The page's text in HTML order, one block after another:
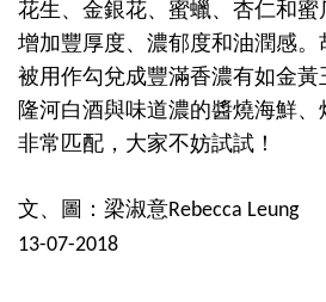
花生、金銀花、蜜蠟、杏仁和
增加豐厚度、濃郁度和油潤感。
被用作勾兌成豐滿香濃有如金黃
隆河白酒與味道濃的醬燒海鮮
非常匹配，大家不妨試試！
文、圖：梁淑意Rebecca Leung
13-07-2018